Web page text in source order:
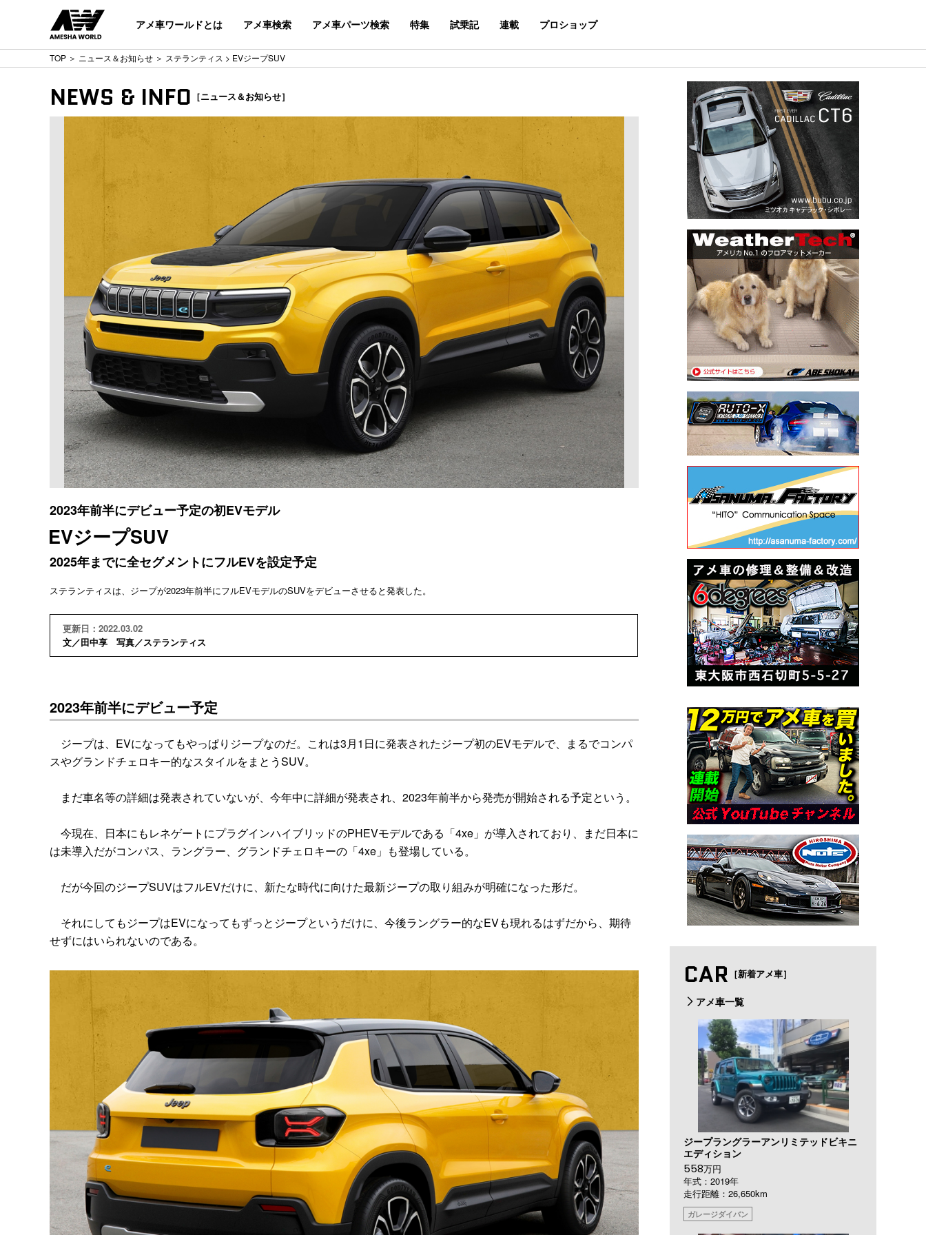
アメ車ワールドとは アメ車検索 アメ車パーツ検索 特集 試乗記 連載 プロショップ
TOP ＞ ニュース＆お知らせ ＞ ステランティス > EVジープSUV
NEWS & INFO ［ニュース＆お知らせ］
2023年前半にデビュー予定の初EVモデル
EVジープSUV
2025年までに全セグメントにフルEVを設定予定
ステランティスは、ジープが2023年前半にフルEVモデルのSUVをデビューさせると発表した。
更新日：2022.03.02
文／田中享 写真／ステランティス
2023年前半にデビュー予定
ジープは、EVになってもやっぱりジープなのだ。これは3月1日に発表されたジープ初のEVモデルで、まるでコンパ
スやグランドチェロキー的なスタイルをまとうSUV。
まだ車名等の詳細は発表されていないが、今年中に詳細が発表され、2023年前半から発売が開始される予定という。
今現在、日本にもレネゲートにプラグインハイブリッドのPHEVモデルである「4xe」が導入されており、まだ日本に
は未導入だがコンパス、ラングラー、グランドチェロキーの「4xe」も登場している。
だが今回のジープSUVはフルEVだけに、新たな時代に向けた最新ジープの取り組みが明確になった形だ。
それにしてもジープはEVになってもずっとジープというだけに、今後ラングラー的なEVも現れるはずだから、期待
せずにはいられないのである。
CAR ［新着アメ車］
アメ車一覧
ジープラングラーアンリミテッドビキニ
エディション
558万円
年式：2019年
走行距離：26,650km
ガレージダイバン